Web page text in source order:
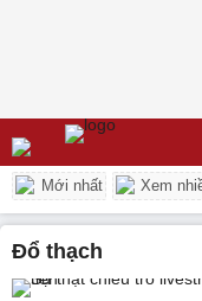
Mới nhất Xem
đổ thạch